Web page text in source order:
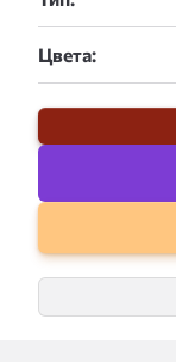
Цвета: